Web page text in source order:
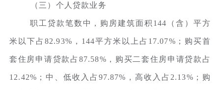
（三）个人贷款业务
职工贷款笔数中，购房建筑面积144（含）平方
米以下占82.93%，144平方米以上占17.07%；购买首
套住房申请贷款占87.58%，购买二套住房申请贷款占
12.42%；中、低收入占97.87%，高收入占2.13%；购